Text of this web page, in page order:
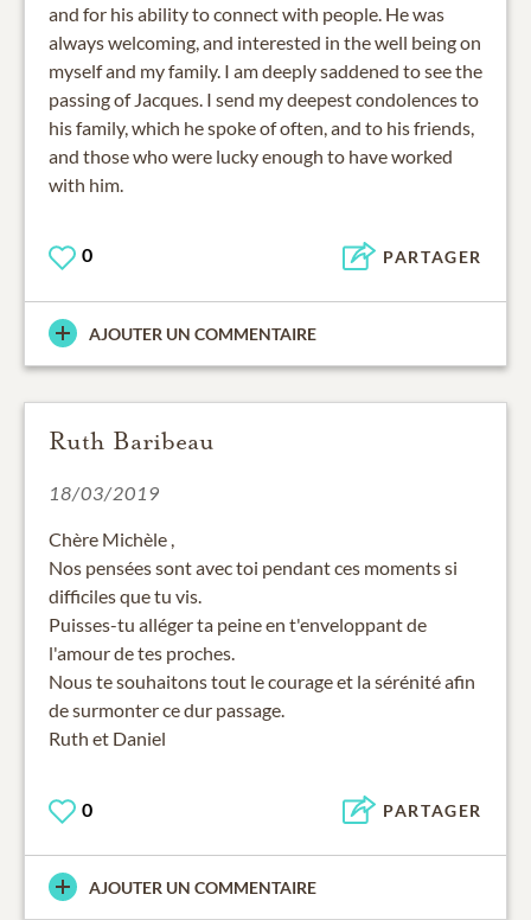
and for his ability to connect with people. He was
always welcoming, and interested in the well being on
myself and my family. I am deeply saddened to see the
passing of Jacques. I send my deepest condolences to
his family, which he spoke of often, and to his friends,
and those who were lucky enough to have worked
with him.
0 PARTAGER
AJOUTER UN COMMENTAIRE
Ruth Baribeau
18/03/2019
Chère Michèle ,
Nos pensées sont avec toi pendant ces moments si
difficiles que tu vis.
Puisses-tu alléger ta peine en t'enveloppant de
l'amour de tes proches.
Nous te souhaitons tout le courage et la sérénité afin
de surmonter ce dur passage.
Ruth et Daniel
0 PARTAGER
AJOUTER UN COMMENTAIRE